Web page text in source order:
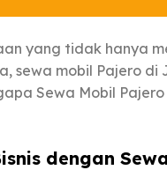
yang tidak hanya
sewa mobil Pajero
Sewa Mobil
dengan